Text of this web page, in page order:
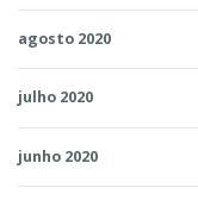
agosto 2020
julho 2020
junho 2020